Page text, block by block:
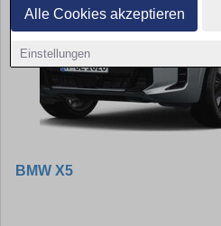
Alle Cookies akzeptieren
Einstellungen
BMW X5